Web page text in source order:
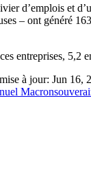
d’emplois et
– ont généré
entreprises, 5,2
à jour: Jun 16,
Macron